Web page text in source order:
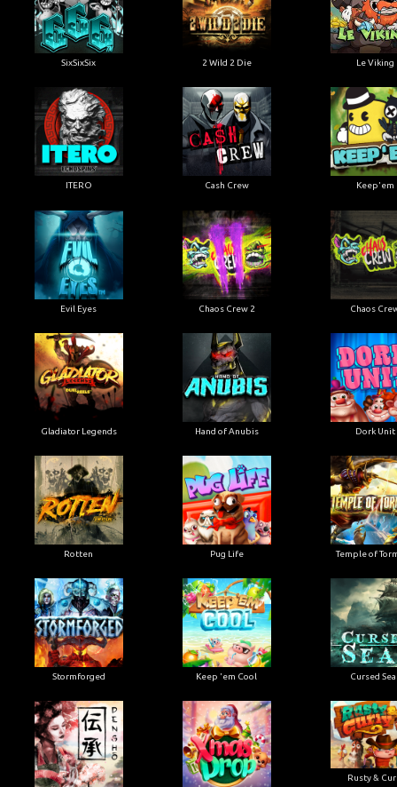
SixSixSix 2 Wild 2 Die Le Viking
ITERO Cash Crew Keep'em
Evil Eyes Chaos Crew 2 Chaos
Gladiator Legends Hand of Anubis Dork Unit
Rotten Pug Life Temple of
Stormforged Keep 'em Cool Cursed
Rusty &